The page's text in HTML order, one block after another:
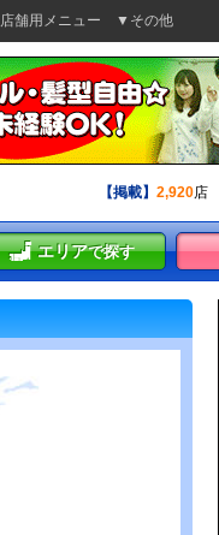
店舗用メニュー ▼その他
【掲載】 2,920店
エリアで探す